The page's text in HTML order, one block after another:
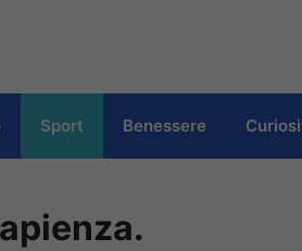
Sport Benessere